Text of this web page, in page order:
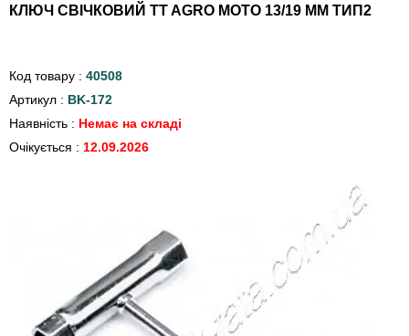
КЛЮЧ СВІЧКОВИЙ TT AGRO MOTO 13/19 ММ ТИП2
Код товару : 40508
Артикул : BK-172
Наявність : Немає на складі
Очікується : 12.09.2026